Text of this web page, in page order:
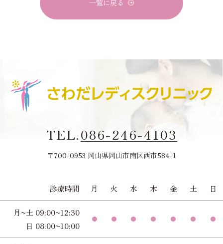
一覧に戻る
TEL.086-246-4103
〒700-0953 岡山県岡山市南区西市584-1
診療時間 月 火 水 木 金 土 日
月~土 09:00~12:30
日 08:00~10:00